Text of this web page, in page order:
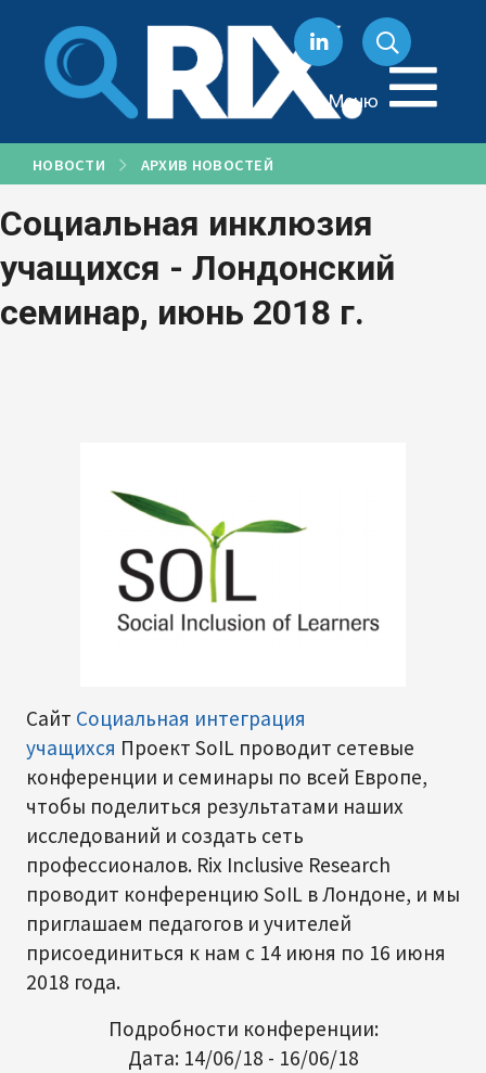
содержанию
Меню
НОВОСТИ АРХИВ НОВОСТЕЙ
Социальная инклюзия
учащихся - Лондонский
семинар, июнь 2018 г.
Сайт Социальная интеграция
учащихся Проект SoIL проводит сетевые
конференции и семинары по всей Европе,
чтобы поделиться результатами наших
исследований и создать сеть
профессионалов. Rix Inclusive Research
проводит конференцию SoIL в Лондоне, и мы
приглашаем педагогов и учителей
присоединиться к нам с 14 июня по 16 июня
2018 года.
Подробности конференции:
Дата: 14/06/18 - 16/06/18